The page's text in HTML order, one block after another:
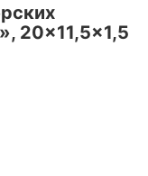
20×11,5×1,5